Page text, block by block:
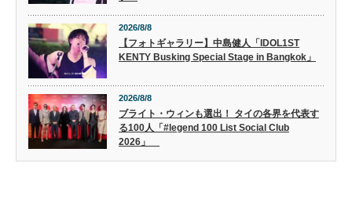
2026/8/8
【フォトギャラリー】中島健人「IDOL1ST
KENTY Busking Special Stage in Bangkok」
2026/8/8
ブライト・ウィンも選出！ タイの各界を代表す
る100人「#legend 100 List Social Club
2026」